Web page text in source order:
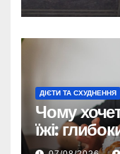
ДІЄТИ ТА СХУДНЕННЯ
Чому
їжі:
способів